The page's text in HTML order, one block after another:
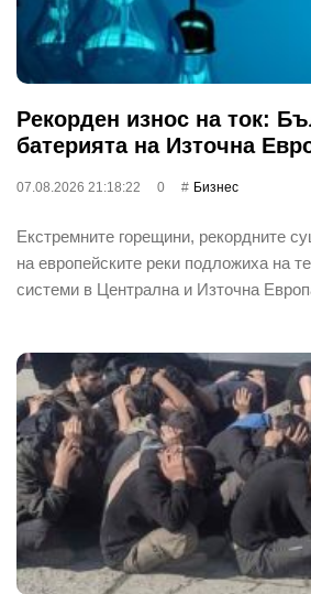
Рекорден износ на ток:
батерията на Източна
07.08.2026 21:18:22 0 Бизнес
Екстремните горещини, рекордните
на европейските реки подложиха на
системи в Централна и Източна